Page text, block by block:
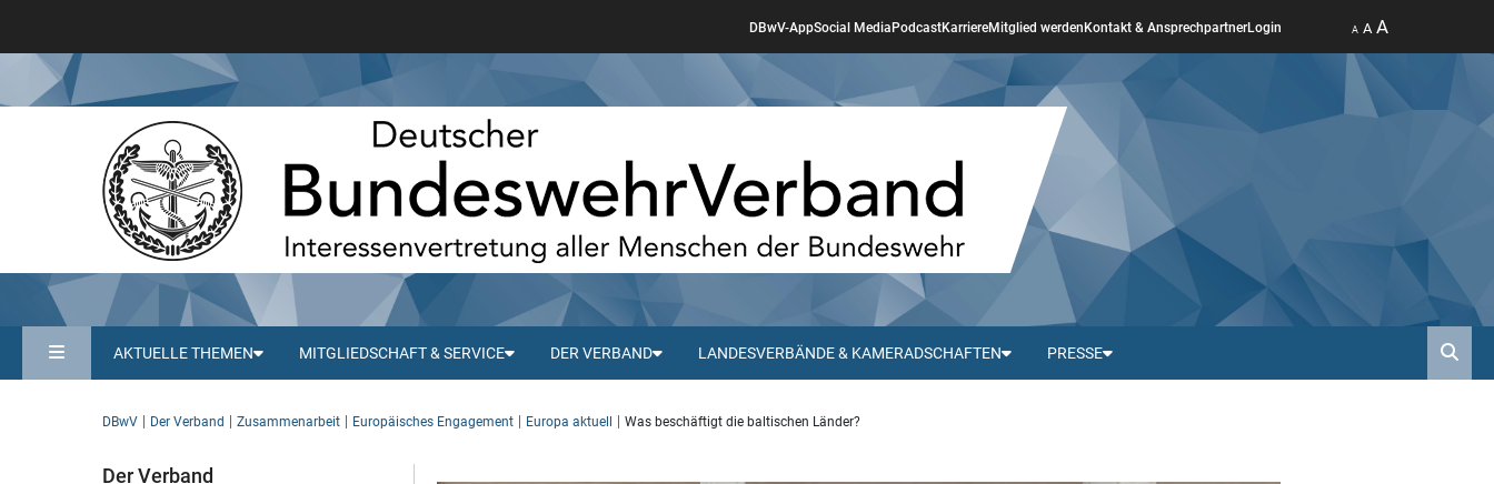
DBwV-AppSocial Media PodcastKarriereMitglied werden Kontakt & AnsprechpartnerLogin A A A
AKTUELLE THEMEN MITGLIEDSCHAFT & SERVICE DER VERBAND LANDESVERBÄNDE & KAMERADSCHAFTEN PRESSE
DBwV Der Verband Zusammenarbeit Europäisches Engagement Europa aktuell Was beschäftigt die baltischen Länder?
Der Verband